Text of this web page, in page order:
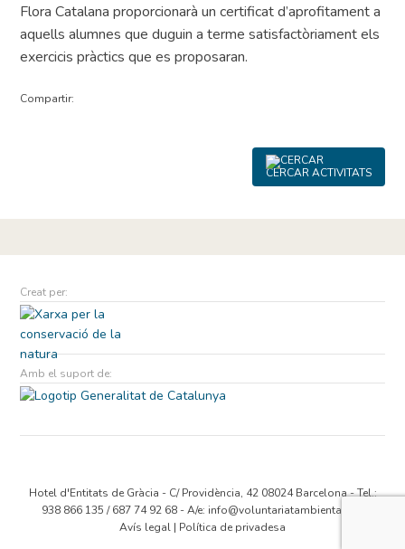
Flora Catalana proporcionarà un certificat d’aprofitament a
aquells alumnes que duguin a terme satisfactòriament els
exercicis pràctics que es proposaran.
Compartir:
CERCAR ACTIVITATS
Creat per:
Amb el suport de:
Hotel d'Entitats de Gràcia - C/ Providència, 42 08024 Barcelona - Tel.:
938 866 135 / 687 74 92 68 - A/e: info@voluntariatambiental.cat
Avís legal | Política de privadesa